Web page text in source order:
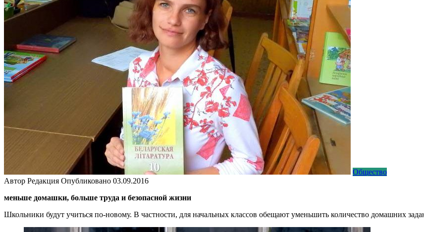
Общество
Автор Редакция Опубликовано 03.09.2016
меньше домашки, больше труда и безопасной жизни
Школьники будут учиться по-новому. В частности, для начальных классов обещают уменьшить количество домашних